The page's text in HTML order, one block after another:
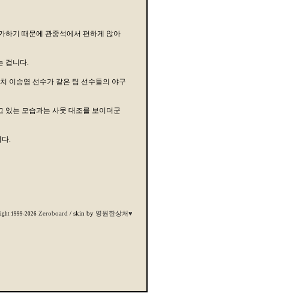
하기 때문에 관중석에서 편하게 앉아
겁니다.
이승엽 선수가 같은 팀 선수들의 야구
있는 모습과는 사뭇 대조를 보이더군
.
1999-2026 Zeroboard / skin by 영원한상처♥